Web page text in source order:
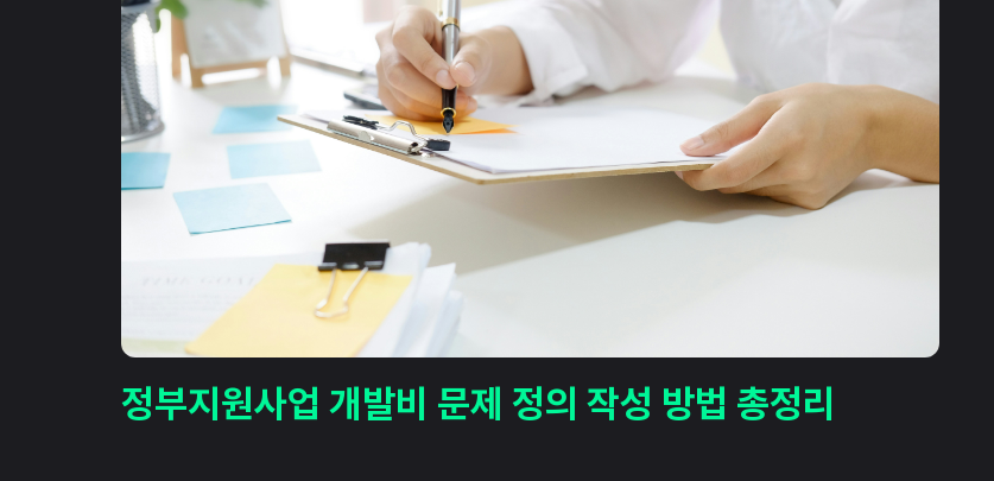
정부지원사업 개발비 문제 정의 작성 방법 총정리